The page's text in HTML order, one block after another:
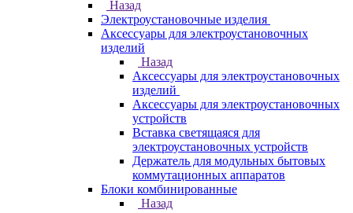
Назад
Электроустановочные изделия
Аксессуары для электроустановочных
изделий
Назад
Аксессуары для электроустановочных
изделий
Аксессуары для электроустановочных
устройств
Вставка светящаяся для
электроустановочных устройств
Держатель для модульных бытовых
коммутационных аппаратов
Блоки комбинированные
Назад